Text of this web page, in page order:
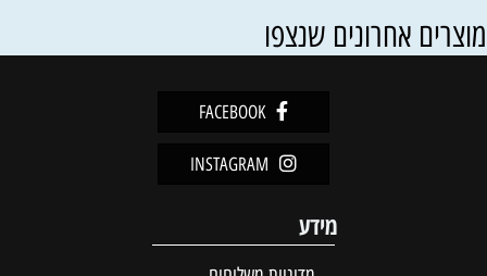
אחרונים שנצפו
FACEBOOK
INSTAGRAM
מידע